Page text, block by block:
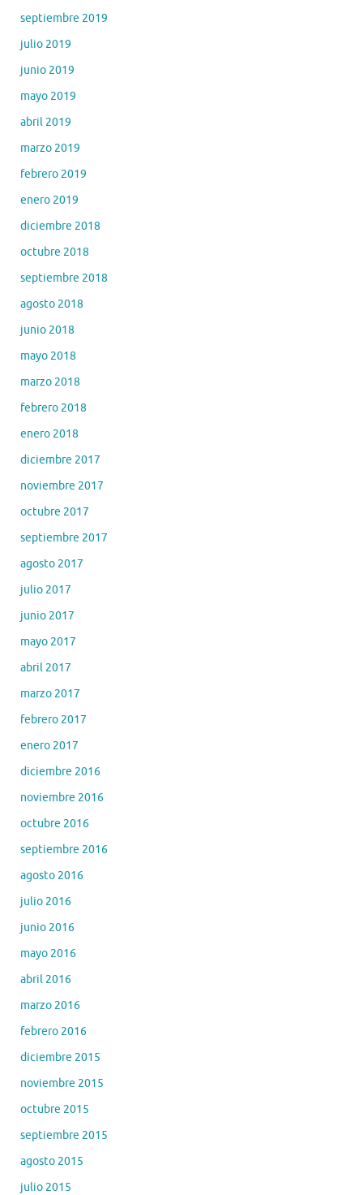
septiembre 2019
julio 2019
junio 2019
mayo 2019
abril 2019
marzo 2019
febrero 2019
enero 2019
diciembre 2018
octubre 2018
septiembre 2018
agosto 2018
junio 2018
mayo 2018
marzo 2018
febrero 2018
enero 2018
diciembre 2017
noviembre 2017
octubre 2017
septiembre 2017
agosto 2017
julio 2017
junio 2017
mayo 2017
abril 2017
marzo 2017
febrero 2017
enero 2017
diciembre 2016
noviembre 2016
octubre 2016
septiembre 2016
agosto 2016
julio 2016
junio 2016
mayo 2016
abril 2016
marzo 2016
febrero 2016
diciembre 2015
noviembre 2015
octubre 2015
septiembre 2015
agosto 2015
julio 2015